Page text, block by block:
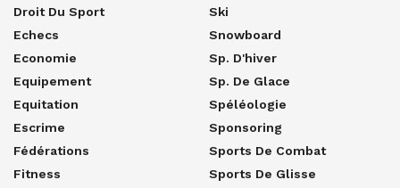
Droit Du Sport
Echecs
Economie
Equipement
Equitation
Escrime
Fédérations
Fitness
Ski
Snowboard
Sp. D'hiver
Sp. De Glace
Spéléologie
Sponsoring
Sports De Combat
Sports De Glisse